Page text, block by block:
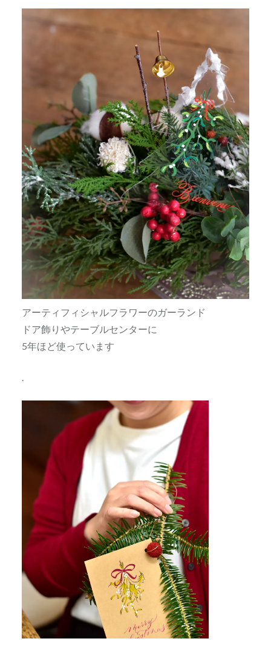
アーティフィシャルフラワーのガーランド
ドア飾りやテーブルセンターに
5年ほど使っています